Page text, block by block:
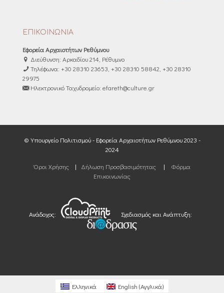
ΕΠΙΚΟΙΝΩΝΙΑ
Εφορεία Αρχαιοτήτων Ρεθύμνου
Διεύθυνση: Αρκαδίου 214, Ρέθυμνο
Τηλέφωνα: +30 28310 23653, +30 28310 58842, +30 28310
29975
Ηλεκτρονικό Ταχυδρομείο: efareth@culture.gr
© Υπουργείο Πολιτισμού - Εφορεία Αρχαιοτήτων Ρεθύμνου 2023 -
2024
Όροι Χρήσης
| Δήλωση Προσβασιμότητας |
Φόρμα
Επικοινωνίας
Ανάδοχος: Σχεδιασμός και Ανάπτυξη:
Ελληνικά English (Αγγλικά)